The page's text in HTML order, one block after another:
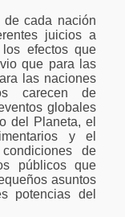
de cada nación
juicios a
efectos que
que para las
las naciones
carecen de
globales
del Planeta, el
y el
de
públicos que
asuntos
potencias del